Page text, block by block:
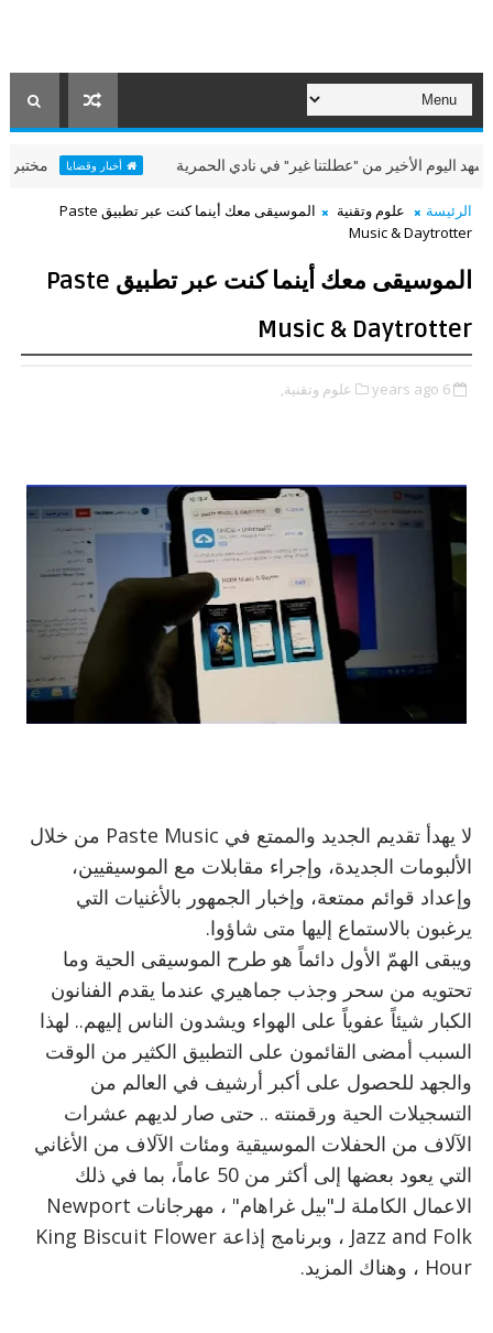
الأخير من "عطلتنا غير" في نادي الحمرية أخبار وقضايا مختبر "الألعاب
الرئيسة علوم وتقنية
الموسيقى معك أينما كنت عبر تطبيق Paste
Music & Daytrotter
الموسيقى معك أينما كنت عبر تطبيق Paste
Music & Daytrotter
6 years ago علوم وتقنية,
لا يهدأ تقديم الجديد والممتع في Paste Music من خلال
الألبومات الجديدة، وإجراء مقابلات مع الموسيقيين،
وإعداد قوائم ممتعة، وإخبار الجمهور بالأغنيات التي
يرغبون بالاستماع إليها متى شاؤوا.
ويبقى الهمّ الأول دائماً هو طرح الموسيقى الحية وما
تحتويه من سحر وجذب جماهيري عندما يقدم الفنانون
الكبار شيئاً عفوياً على الهواء ويشدون الناس إليهم.. لهذا
السبب أمضى القائمون على التطبيق الكثير من الوقت
والجهد للحصول على أكبر أرشيف في العالم من
التسجيلات الحية ورقمنته .. حتى صار لديهم عشرات
الآلاف من الحفلات الموسيقية ومئات الآلاف من الأغاني
التي يعود بعضها إلى أكثر من 50 عاماً، بما في ذلك
الاعمال الكاملة لـ"بيل غراهام" ، مهرجانات Newport
Jazz and Folk ، وبرنامج إذاعة King Biscuit Flower
Hour ، وهناك المزيد.